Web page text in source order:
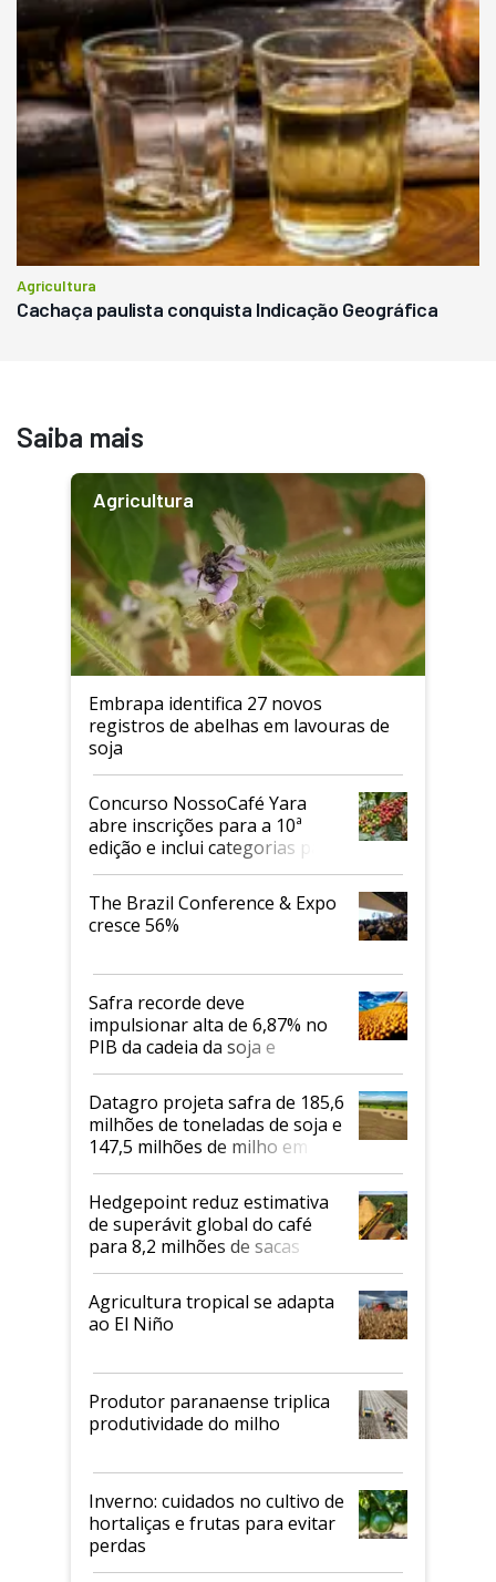
Agricultura
Cachaça paulista conquista Indicação Geográfica
Saiba mais
Agricultura
Embrapa identifica 27 novos
registros de abelhas em lavouras de
soja
Concurso NossoCafé Yara
abre inscrições para a 10ª
edição e inclui categorias para
cafés Canephora
The Brazil Conference & Expo
cresce 56%
Safra recorde deve
impulsionar alta de 6,87% no
PIB da cadeia da soja e
biodiesel em 2026
Datagro projeta safra de 185,6
milhões de toneladas de soja e
147,5 milhões de milho em
2026/27
Hedgepoint reduz estimativa
de superávit global do café
para 8,2 milhões de sacas
Agricultura tropical se adapta
ao El Niño
Produtor paranaense triplica
produtividade do milho
Inverno: cuidados no cultivo de
hortaliças e frutas para evitar
perdas